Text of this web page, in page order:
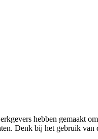
hebben gemaakt
Denk bij het gebruik van